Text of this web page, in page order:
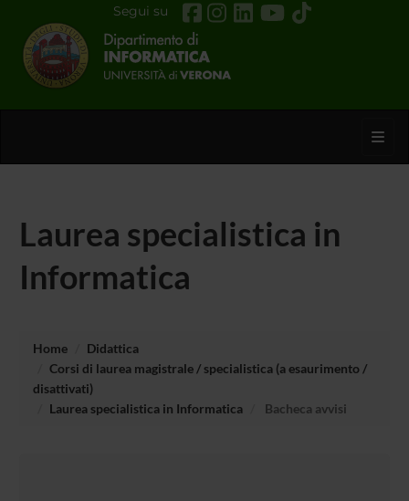
Segui su
Laurea specialistica in
Informatica
Home
Didattica
Corsi di laurea magistrale / specialistica (a esaurimento /
disattivati)
Laurea specialistica in Informatica
Bacheca avvisi